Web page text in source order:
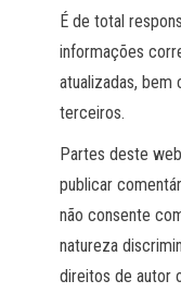
É de total
informações
atualizadas, bem
terceiros.
Partes deste
publicar
não consente
natureza
direitos de autor